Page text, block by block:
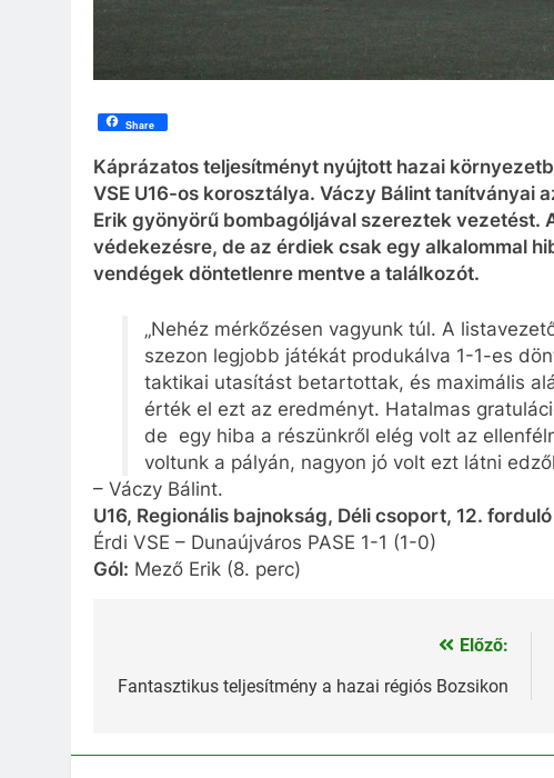
Share
Káprázatos teljesítményt nyújtott hazai
VSE U16-os korosztálya. Váczy Bálint tanítványai
Erik gyönyörű bombagóljával szereztek vezetést.
védekezésre, de az érdiek csak egy alkalommal
vendégek döntetlenre mentve a találkozót.
„Nehéz mérkőzésen vagyunk túl. A
szezon legjobb játékát produkálva 1-1-es
taktikai utasítást betartottak, és maximális
érték el ezt az eredményt. Hatalmas
de egy hiba a részünkről elég volt az
voltunk a pályán, nagyon jó volt ezt látni
– Váczy Bálint.
U16, Regionális bajnokság, Déli csoport, 12. forduló
Érdi VSE – Dunaújváros PASE 1-1 (1-0)
Gól: Mező Erik (8. perc)
navigáció
Előző:
Fantasztikus teljesítmény a hazai régiós Bozsikon